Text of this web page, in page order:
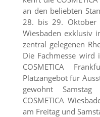
an den beliebten
28. bis 29. Oktober
Wiesbaden exklusiv
zentral gelegenen
Die Fachmesse wird
COSMETICA
Platzangebot für
gewohnt
COSMETICA
am Freitag und